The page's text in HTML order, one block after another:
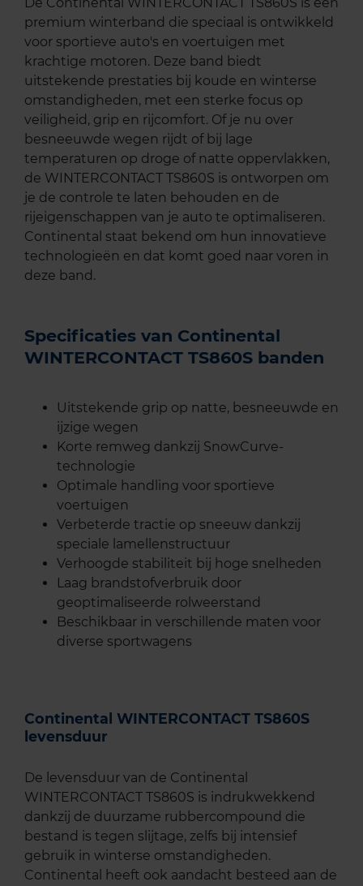
premium winterband die speciaal is ontwikkeld
voor sportieve auto's en voertuigen met
krachtige motoren. Deze band biedt
uitstekende prestaties bij koude en winterse
omstandigheden, met een sterke focus op
veiligheid, grip en rijcomfort. Of je nu over
besneeuwde wegen rijdt of bij lage
temperaturen op droge of natte oppervlakken,
de WINTERCONTACT TS860S is ontworpen om
je de controle te laten behouden en de
rijeigenschappen van je auto te optimaliseren.
Continental staat bekend om hun innovatieve
technologieën en dat komt goed naar voren in
deze band.
Specificaties van Continental
WINTERCONTACT TS860S banden
Uitstekende grip op natte, besneeuwde en
ijzige wegen
Korte remweg dankzij SnowCurve-
technologie
Optimale handling voor sportieve
voertuigen
Verbeterde tractie op sneeuw dankzij
speciale lamellenstructuur
Verhoogde stabiliteit bij hoge snelheden
Laag brandstofverbruik door
geoptimaliseerde rolweerstand
Beschikbaar in verschillende maten voor
diverse sportwagens
Continental WINTERCONTACT TS860S
levensduur
De levensduur van de Continental
WINTERCONTACT TS860S is indrukwekkend
dankzij de duurzame rubbercompound die
bestand is tegen slijtage, zelfs bij intensief
gebruik in winterse omstandigheden.
Continental heeft ook aandacht besteed aan de